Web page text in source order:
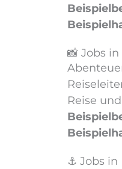
📸 Jobs
Reise
⚓️ Jobs